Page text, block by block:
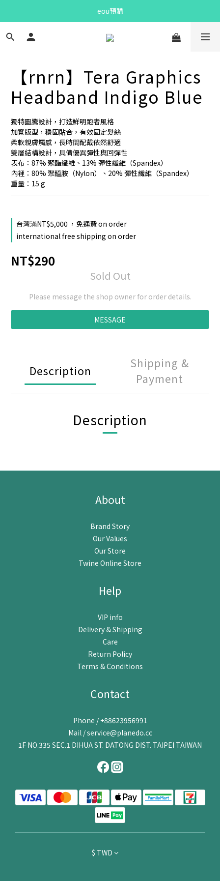
Bandit Summer
eou預購
Bandit Summer
【rnrn】Tera Graphics
Headband Indigo Blue
獨特圖騰設計，打造鮮明跑者風格
加寬版型，穩固貼合，有效固定髮絲
柔軟親膚觸感，長時間配戴依然舒適
雙層結構設計，具備優異彈性與回彈性
表布：87% 聚酯纖維、13% 彈性纖維（Spandex）
內裡：80% 聚醯胺（Nylon）、20% 彈性纖維（Spandex）
重量：15 g
台灣滿NT$5,000 ，免運費 on order
international free shipping on order
NT$290
Sold Out
Please message the shop owner for order details.
MESSAGE
Description
Shipping &
Payment
Description
About
Brand Story
Our Values
Our Store
Twine Online Store
Help
VIP info
Delivery & Shipping
Care
Return Policy
Terms & Conditions
Contact
Phone / +88623956991
Mail / service@planedo.cc
1F NO.335 SEC.1 DIHUA ST. DATONG DIST. TAIPEI TAIWAN
$ TWD